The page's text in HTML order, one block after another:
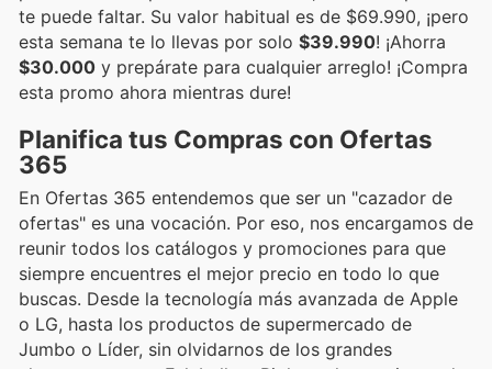
te puede faltar. Su valor habitual es de $69.990, ¡pero
esta semana te lo llevas por solo $39.990! ¡Ahorra
$30.000 y prepárate para cualquier arreglo! ¡Compra
esta promo ahora mientras dure!
Planifica tus Compras con Ofertas
365
En Ofertas 365 entendemos que ser un "cazador de
ofertas" es una vocación. Por eso, nos encargamos de
reunir todos los catálogos y promociones para que
siempre encuentres el mejor precio en todo lo que
buscas. Desde la tecnología más avanzada de Apple
o LG, hasta los productos de supermercado de
Jumbo o Líder, sin olvidarnos de los grandes